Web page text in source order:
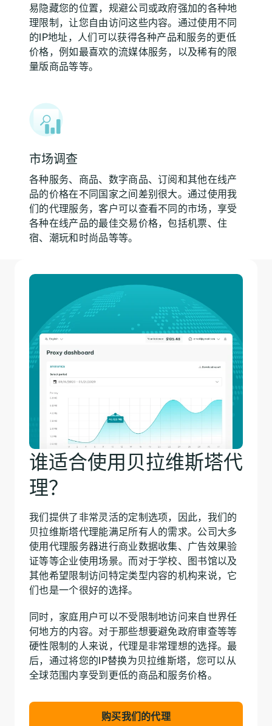
易隐藏您的位置，规避公司或政府强加的各种地
理限制，让您自由访问这些内容。通过使用不同
的IP地址，人们可以获得各种产品和服务的更低
价格，例如最喜欢的流媒体服务，以及稀有的限
量版商品等等。
市场调查
各种服务、商品、数字商品、订阅和其他在线产
品的价格在不同国家之间差别很大。通过使用我
们的代理服务，客户可以查看不同的市场，享受
各种在线产品的最佳交易价格，包括机票、住
宿、潮玩和时尚品等等。
谁适合使用贝拉维斯塔代
理？
我们提供了非常灵活的定制选项，因此，我们的
贝拉维斯塔代理能满足所有人的需求。公司大多
使用代理服务器进行商业数据收集、广告效果验
证等等企业使用场景。而对于学校、图书馆以及
其他希望限制访问特定类型内容的机构来说，它
们也是一个很好的选择。
同时，家庭用户可以不受限制地访问来自世界任
何地方的内容。对于那些想要避免政府审查等等
硬性限制的人来说，代理是非常理想的选择。最
后，通过将您的IP替换为贝拉维斯塔，您可以从
全球范围内享受到更低的商品和服务价格。
购买我们的代理